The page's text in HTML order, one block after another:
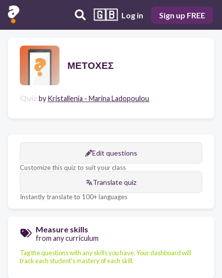
🇬🇧 Log in Sign up FREE
ΜΕΤΟΧΕΣ
Quiz by Kristallenia - Marina Ladopoulou
Edit questions
Customize this quiz to suit your class
Translate quiz
Instantly translate to 100+ languages
Measure skills
from any curriculum
Tag the questions with any skills you have. Your dashboard will
track each student's mastery of each skill.